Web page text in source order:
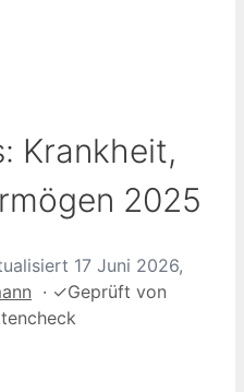
Krankheit,
2025
17 Juni 2026,
· ✓Geprüft von